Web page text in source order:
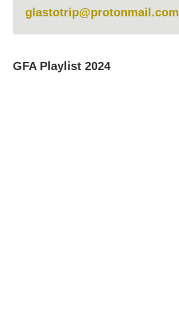
glastotrip@protonmail.com
GFA Playlist 2024